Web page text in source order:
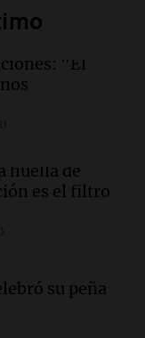
funciones
en su
de defensa
armas
estudio
"El
huella de
es el filtro
su peña